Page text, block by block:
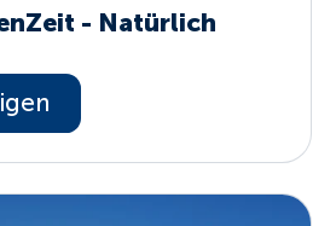
- Natürlich